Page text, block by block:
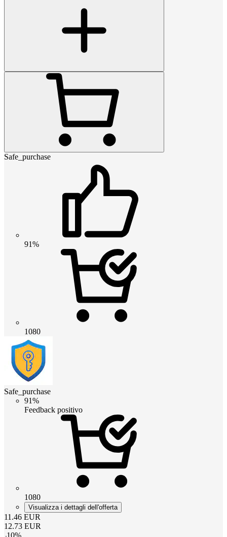
Safe_purchase
91%
1080
Safe_purchase
91%
Feedback positivo
1080
Visualizza i dettagli dell'offerta
11.46 EUR
12.73 EUR
-10%